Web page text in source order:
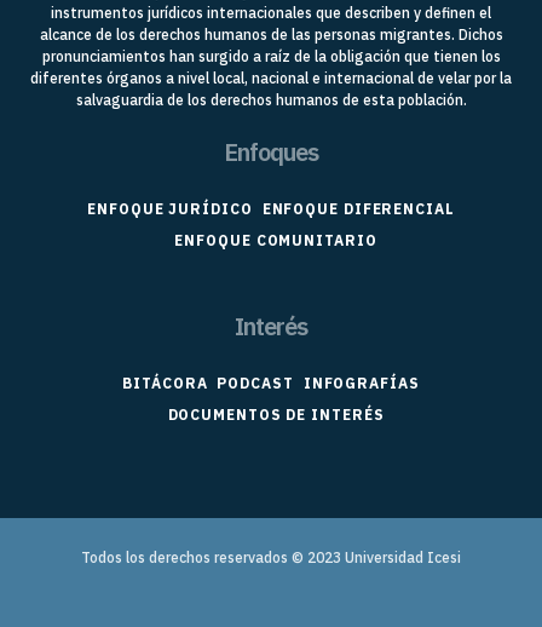
instrumentos jurídicos internacionales que describen y definen el
alcance de los derechos humanos de las personas migrantes. Dichos
pronunciamientos han surgido a raíz de la obligación que tienen los
diferentes órganos a nivel local, nacional e internacional de velar por la
salvaguardia de los derechos humanos de esta población.
Enfoques
ENFOQUE JURÍDICO
ENFOQUE DIFERENCIAL
ENFOQUE COMUNITARIO
Interés
BITÁCORA PODCAST
INFOGRAFÍAS
DOCUMENTOS DE INTERÉS
Todos los derechos reservados © 2023 Universidad Icesi